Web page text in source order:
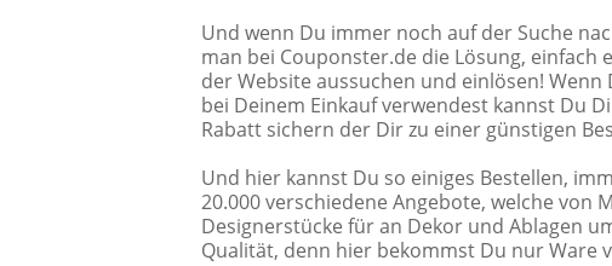
Und wenn Du immer noch auf der Suche
man bei Couponster.de die Lösung, einfach
der Website aussuchen und einlösen! Wenn
bei Deinem Einkauf verwendest kannst Du
Rabatt sichern der Dir zu einer günstigen
Und hier kannst Du so einiges Bestellen,
20.000 verschiedene Angebote, welche von
Designerstücke für an Dekor und Ablagen
Qualität, denn hier bekommst Du nur Ware